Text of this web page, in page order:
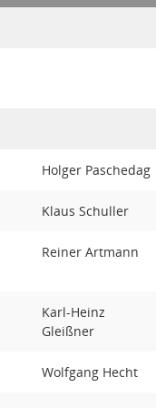
Holger Paschedag
Klaus Schuller
Reiner Artmann
Karl-Heinz
Gleißner
Wolfgang Hecht